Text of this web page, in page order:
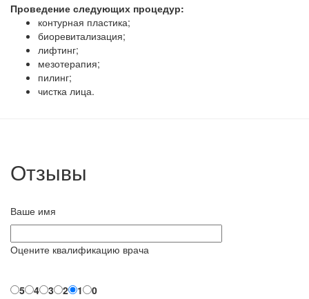
Проведение следующих процедур:
контурная пластика;
биоревитализация;
лифтинг;
мезотерапия;
пилинг;
чистка лица.
Отзывы
Ваше имя
Оцените квалификацию врача
5 4 3 2 1
0